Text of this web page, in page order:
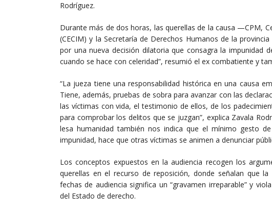
Rodríguez.
Durante más de dos horas, las querellas de la causa —CPM,
(CECIM) y la Secretaría de Derechos Humanos de la
por una nueva decisión dilatoria que consagra la impunidad
cuando se hace con celeridad”, resumió el ex combatiente y
“La jueza tiene una responsabilidad histórica en una causa
Tiene, además, pruebas de sobra para avanzar con las
las víctimas con vida, el testimonio de ellos, de los
para comprobar los delitos que se juzgan”, explica Zavala
lesa humanidad también nos indica que el mínimo gesto
impunidad, hace que otras víctimas se animen a denunciar
Los conceptos expuestos en la audiencia recogen los
querellas en el recurso de reposición, donde señalan que
fechas de audiencia significa un “gravamen irreparable” y
del Estado de derecho.